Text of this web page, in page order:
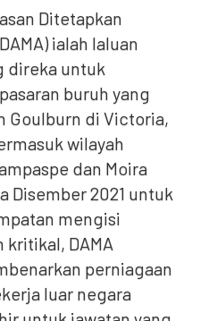
Ditetapkan
ialah laluan
direka untuk
buruh yang
Goulburn di Victoria,
wilayah
dan Moira
Disember 2021 untuk
mengisi
DAMA
perniagaan
luar negara